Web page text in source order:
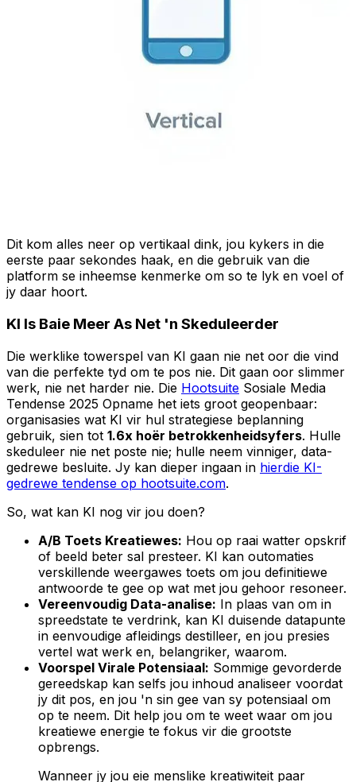
Dit kom alles neer op vertikaal dink, jou kykers in die
eerste paar sekondes haak, en die gebruik van die
platform se inheemse kenmerke om so te lyk en voel of
jy daar hoort.
KI Is Baie Meer As Net 'n Skeduleerder
Die werklike towerspel van KI gaan nie net oor die vind
van die perfekte tyd om te pos nie. Dit gaan oor slimmer
werk, nie net harder nie. Die Hootsuite Sosiale Media
Tendense 2025 Opname het iets groot geopenbaar:
organisasies wat KI vir hul strategiese beplanning
gebruik, sien tot 1.6x hoër betrokkenheidsyfers. Hulle
skeduleer nie net poste nie; hulle neem vinniger, data-
gedrewe besluite. Jy kan dieper ingaan in hierdie KI-
gedrewe tendense op hootsuite.com.
So, wat kan KI nog vir jou doen?
A/B Toets Kreatiewes: Hou op raai watter opskrif
of beeld beter sal presteer. KI kan outomaties
verskillende weergawes toets om jou definitiewe
antwoorde te gee op wat met jou gehoor resoneer.
Vereenvoudig Data-analise: In plaas van om in
spreedstate te verdrink, kan KI duisende datapunte
in eenvoudige afleidings destilleer, en jou presies
vertel wat werk en, belangriker, waarom.
Voorspel Virale Potensiaal: Sommige gevorderde
gereedskap kan selfs jou inhoud analiseer voordat
jy dit pos, en jou 'n sin gee van sy potensiaal om
op te neem. Dit help jou om te weet waar om jou
kreatiewe energie te fokus vir die grootste
opbrengs.
Wanneer jy jou eie menslike kreatiwiteit paar